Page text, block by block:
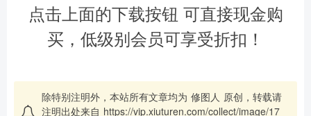
点击上面的下载按钮 可直接现金购
买，低级别会员可享受折扣！
除特别注明外，本站所有文章均为 修图人 原创，转载请
注明出处来自 https://vip.xiuturen.com/collect/image/17